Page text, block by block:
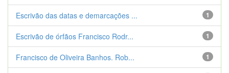
1
Escrivão das datas e demarcações ...
1
Escrivão de órfãos Francisco Rodr...
1
Francisco de Oliveira Banhos. Rob...